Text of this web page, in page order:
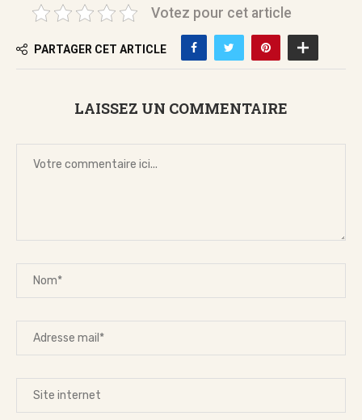
Votez pour cet article
PARTAGER CET ARTICLE
LAISSEZ UN COMMENTAIRE